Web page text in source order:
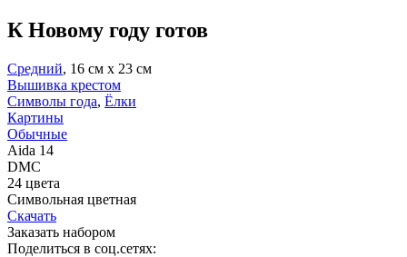
К Новому году готов
Средний, 16 см х 23 см
Вышивка крестом
Символы года, Ёлки
Картины
Обычные
Aida 14
DMC
24 цвета
Символьная цветная
Скачать
Заказать набором
Поделиться в соц.сетях: